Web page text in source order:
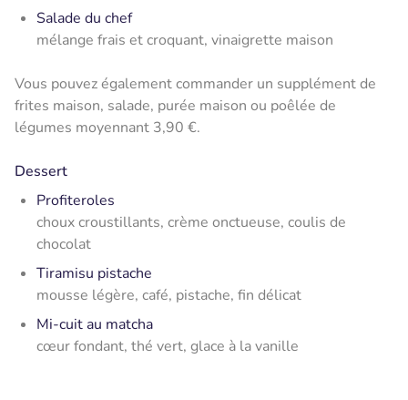
Salade du chef
mélange frais et croquant, vinaigrette maison
Vous pouvez également commander un supplément de
frites maison, salade, purée maison ou poêlée de
légumes moyennant 3,90 €.
Dessert
Profiteroles
choux croustillants, crème onctueuse, coulis de
chocolat
Tiramisu pistache
mousse légère, café, pistache, fin délicat
Mi-cuit au matcha
cœur fondant, thé vert, glace à la vanille